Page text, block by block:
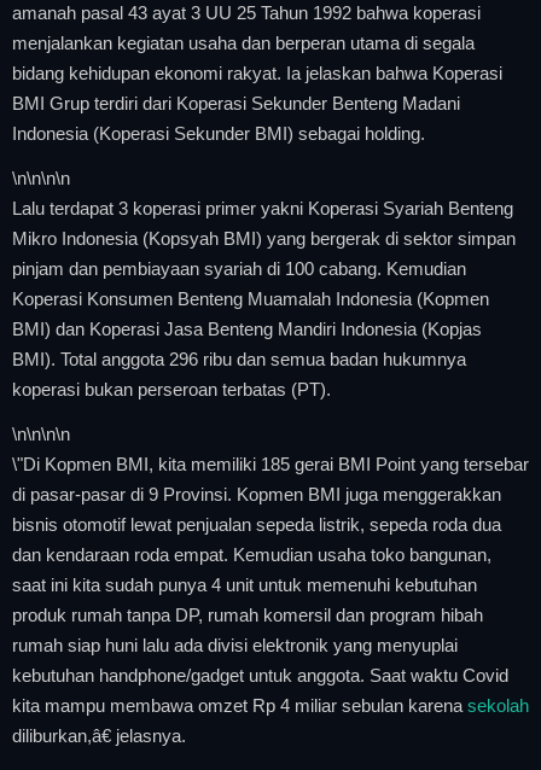
amanah pasal 43 ayat 3 UU 25 Tahun 1992 bahwa koperasi
menjalankan kegiatan usaha dan berperan utama di segala
bidang kehidupan ekonomi rakyat. Ia jelaskan bahwa Koperasi
BMI Grup terdiri dari Koperasi Sekunder Benteng Madani
Indonesia (Koperasi Sekunder BMI) sebagai holding.
\n\n\n\n
Lalu terdapat 3 koperasi primer yakni Koperasi Syariah Benteng
Mikro Indonesia (Kopsyah BMI) yang bergerak di sektor simpan
pinjam dan pembiayaan syariah di 100 cabang. Kemudian
Koperasi Konsumen Benteng Muamalah Indonesia (Kopmen
BMI) dan Koperasi Jasa Benteng Mandiri Indonesia (Kopjas
BMI). Total anggota 296 ribu dan semua badan hukumnya
koperasi bukan perseroan terbatas (PT).
\n\n\n\n
\"Di Kopmen BMI, kita memiliki 185 gerai BMI Point yang tersebar
di pasar-pasar di 9 Provinsi. Kopmen BMI juga menggerakkan
bisnis otomotif lewat penjualan sepeda listrik, sepeda roda dua
dan kendaraan roda empat. Kemudian usaha toko bangunan,
saat ini kita sudah punya 4 unit untuk memenuhi kebutuhan
produk rumah tanpa DP, rumah komersil dan program hibah
rumah siap huni lalu ada divisi elektronik yang menyuplai
kebutuhan handphone/gadget untuk anggota. Saat waktu Covid
kita mampu membawa omzet Rp 4 miliar sebulan karena sekolah
diliburkan,â€ jelasnya.